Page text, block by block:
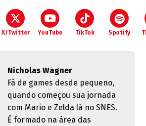
X/Twitter YouTube TikTok Spotify
Nicholas Wagner
Fã de games desde pequeno,
quando começou sua jornada
com Mario e Zelda lá no SNES.
É formado na área das